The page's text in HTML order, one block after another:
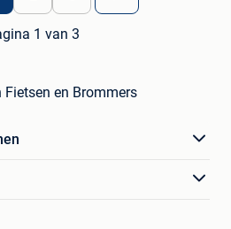
1 van 3
en Brommers